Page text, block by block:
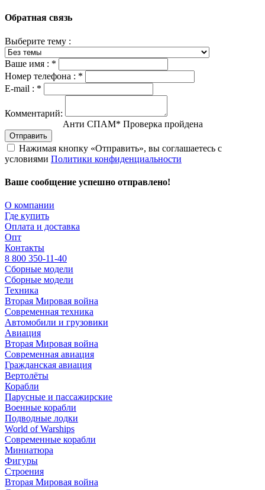
Обратная связь
Выберите тему :
Ваше имя : *
Номер телефона : *
E-mail : *
Комментарий:
Анти СПАМ* Проверка пройдена
Отправить
Нажимая кнопку «Отправить», вы соглашаетесь с
условиями Политики конфиденциальности
Ваше сообщение успешно отправлено!
О компании
Где купить
Оплата и доставка
Опт
Контакты
8 800 350-11-40
Сборные модели
Сборные модели
Техника
Вторая Мировая война
Современная техника
Автомобили и грузовики
Авиация
Вторая Мировая война
Современная авиация
Гражданская авиация
Вертолёты
Корабли
Парусные и пассажирские
Военные корабли
Подводные лодки
World of Warships
Современные корабли
Миниатюра
Фигуры
Строения
Вторая Мировая война